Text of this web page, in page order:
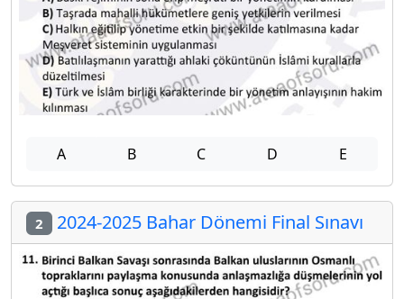
A B C D E
2 2024-2025 Bahar Dönemi Final Sınavı